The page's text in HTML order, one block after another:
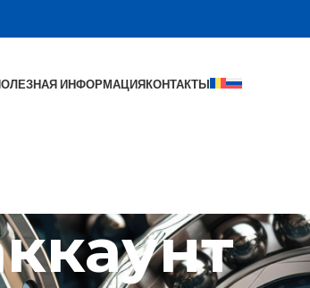
ИНФОРМАЦИЯКОНТАКТЫ